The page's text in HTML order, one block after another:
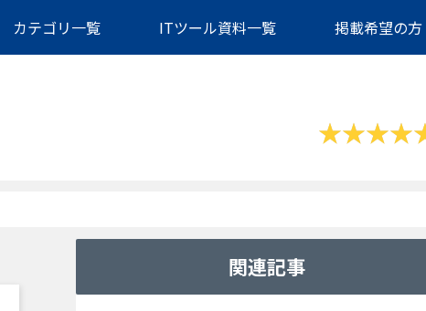
カテゴリ一覧 ITツール資料一覧 掲載希望の方
関連記事